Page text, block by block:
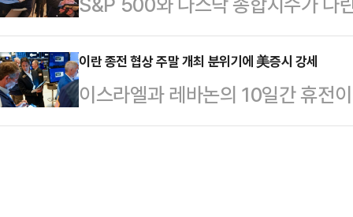
도널드 트럼프 미국 대통령은 이란
개사에 대해 검사를 실시한 결과
료를 부과했다"고 밝혔다.과태료
억4000만원에서 2025년 35개사,
례로는 ▲표시·광고 관련 필수 기
상호 사용 ▲사실과 …
가 상승 마감했다.연합뉴스에 따르
스30 산업평균지수는 전장보다
래를 마쳤다. 이란이 휴전 기간 호
고 선언한 영향이다.스탠더드앤드
이란 종전 협상 주말 개최 분위기에 美증시 강세
이스라엘과 레바논의 10일간 휴전
가 주말에 열릴 가능성이 커지며